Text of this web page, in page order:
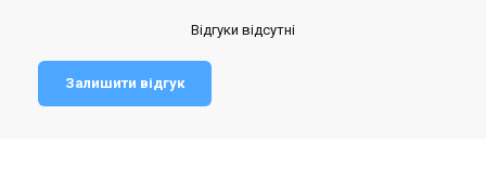
Відгуки відсутні
Залишити відгук